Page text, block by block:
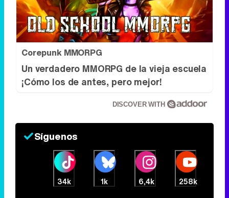
Corepunk MMORPG
Un verdadero MMORPG de la vieja escuela
¡Cómo los de antes, pero mejor!
DISCOVER WITH
Síguenos
34k 1k 6,4k 258k